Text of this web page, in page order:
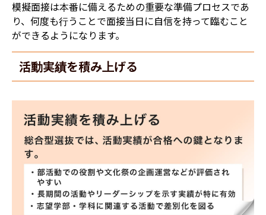
模擬面接は本番に備えるための重要な準備プロセスであ
り、何度も行うことで面接当日に自信を持って臨むこと
ができるようになります。
活動実績を積み上げる